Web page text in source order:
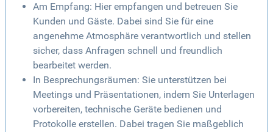
Am Empfang: Hier empfangen und betreuen Sie
Kunden und Gäste. Dabei sind Sie für eine
angenehme Atmosphäre verantwortlich und stellen
sicher, dass Anfragen schnell und freundlich
bearbeitet werden.
In Besprechungsräumen: Sie unterstützen bei
Meetings und Präsentationen, indem Sie Unterlagen
vorbereiten, technische Geräte bedienen und
Protokolle erstellen. Dabei tragen Sie maßgeblich